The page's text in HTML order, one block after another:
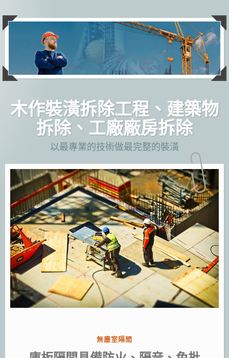
主
木作裝潢拆除工程、建築物
拆除、工廠廠房拆除
以最專業的技術做最完整的裝潢
分
類:
無塵室隔間